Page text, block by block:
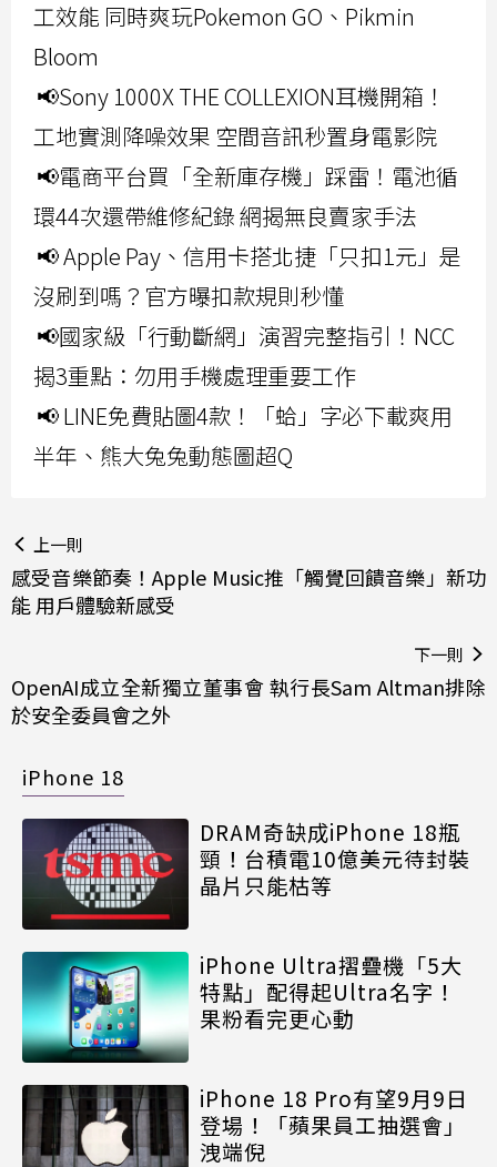
工效能 同時爽玩Pokemon GO、Pikmin
Bloom
📢Sony 1000X THE COLLEXION耳機開箱！
工地實測降噪效果 空間音訊秒置身電影院
📢電商平台買「全新庫存機」踩雷！電池循
環44次還帶維修紀錄 網揭無良賣家手法
📢 Apple Pay、信用卡搭北捷「只扣1元」是
沒刷到嗎？官方曝扣款規則秒懂
📢國家級「行動斷網」演習完整指引！NCC
揭3重點：勿用手機處理重要工作
📢 LINE免費貼圖4款！「蛤」字必下載爽用
半年、熊大兔兔動態圖超Q
上一則
感受音樂節奏！Apple Music推「觸覺回饋音樂」新功
能 用戶體驗新感受
下一則
OpenAI成立全新獨立董事會 執行長Sam Altman排除
於安全委員會之外
iPhone 18
DRAM奇缺成iPhone 18瓶
頸！台積電10億美元待封裝
晶片只能枯等
iPhone Ultra摺疊機「5大
特點」配得起Ultra名字！
果粉看完更心動
iPhone 18 Pro有望9月9日
登場！「蘋果員工抽選會」
洩端倪